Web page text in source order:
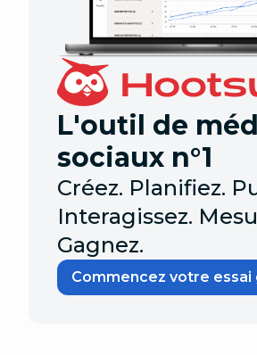
L'outil de
sociaux n°1
Créez. Planifiez.
Interagissez.
Gagnez.
Commencez votre essai